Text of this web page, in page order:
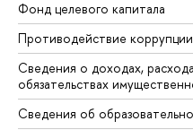
Фонд целевого капитала
Противодействие коррупции
Сведения о доходах,
обязательствах
Сведения об